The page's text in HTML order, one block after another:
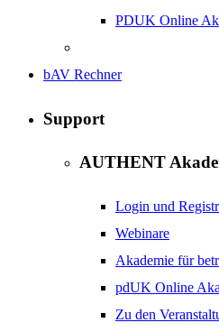
PDUK Online
bAV Rechner
Support
AUTHENT
Login und
Webinare
Akademie für
pdUK Online
Zu den